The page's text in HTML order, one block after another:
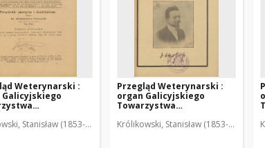
Weterynarski :
Galicyjskiego
poświęcone
Stanisław (1853-1924). Red.
Przegląd Weterynarski :
organ Galicyjskiego
Towarzystwa
czasopismo poświęcone
Królikowski, Stanisław (1853-1924).